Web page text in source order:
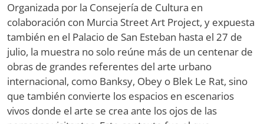
Organizada por la Consejería de Cultura en
colaboración con Murcia Street Art Project, y expuesta
también en el Palacio de San Esteban hasta el 27 de
julio, la muestra no solo reúne más de un centenar de
obras de grandes referentes del arte urbano
internacional, como Banksy, Obey o Blek Le Rat, sino
que también convierte los espacios en escenarios
vivos donde el arte se crea ante los ojos de las